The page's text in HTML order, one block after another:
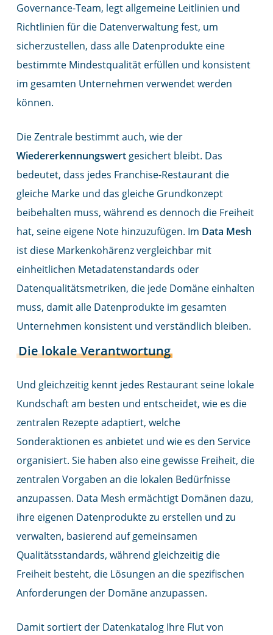
Governance-Team, legt allgemeine Leitlinien und
Richtlinien für die Datenverwaltung fest, um
sicherzustellen, dass alle Datenprodukte eine
bestimmte Mindestqualität erfüllen und konsistent
im gesamten Unternehmen verwendet werden
können.
Die Zentrale bestimmt auch, wie der
Wiedererkennungswert gesichert bleibt. Das
bedeutet, dass jedes Franchise-Restaurant die
gleiche Marke und das gleiche Grundkonzept
beibehalten muss, während es dennoch die Freiheit
hat, seine eigene Note hinzuzufügen. Im Data Mesh
ist diese Markenkohärenz vergleichbar mit
einheitlichen Metadatenstandards oder
Datenqualitätsmetriken, die jede Domäne einhalten
muss, damit alle Datenprodukte im gesamten
Unternehmen konsistent und verständlich bleiben.
Die lokale Verantwortung
Und gleichzeitig kennt jedes Restaurant seine lokale
Kundschaft am besten und entscheidet, wie es die
zentralen Rezepte adaptiert, welche
Sonderaktionen es anbietet und wie es den Service
organisiert. Sie haben also eine gewisse Freiheit, die
zentralen Vorgaben an die lokalen Bedürfnisse
anzupassen. Data Mesh ermächtigt Domänen dazu,
ihre eigenen Datenprodukte zu erstellen und zu
verwalten, basierend auf gemeinsamen
Qualitätsstandards, während gleichzeitig die
Freiheit besteht, die Lösungen an die spezifischen
Anforderungen der Domäne anzupassen.
Damit sortiert der Datenkatalog Ihre Flut von